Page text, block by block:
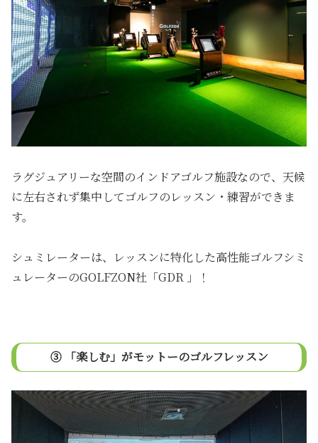
ラグジュアリーな空間のインドアゴルフ施設なので、天候
に左右されず集中してゴルフのレッスン・練習ができま
す。
シュミレーターは、レッスンに特化した高性能ゴルフシミ
ュレーターのGOLFZON社「GDR 」！
③ 「楽しむ」がモットーのゴルフレッスン